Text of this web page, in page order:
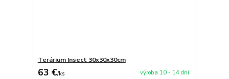
Terárium Insect 30x30x30cm
63 €/ks výroba 10 - 14 dní